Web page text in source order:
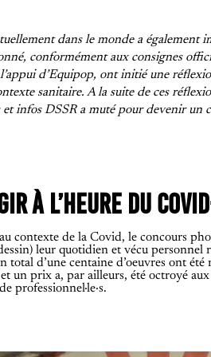
dans le monde a
conformément aux consignes
d’Equipop, ont initié une
sanitaire. A la suite de ces
et infos DSSR a muté pour devenir
À L’HEURE DU
contexte de la Covid, le concours
leur quotidien et vécu personnel
total d’une centaine d’oeuvres ont
un prix a, par ailleurs, été octroyé
professionnel·le·s.